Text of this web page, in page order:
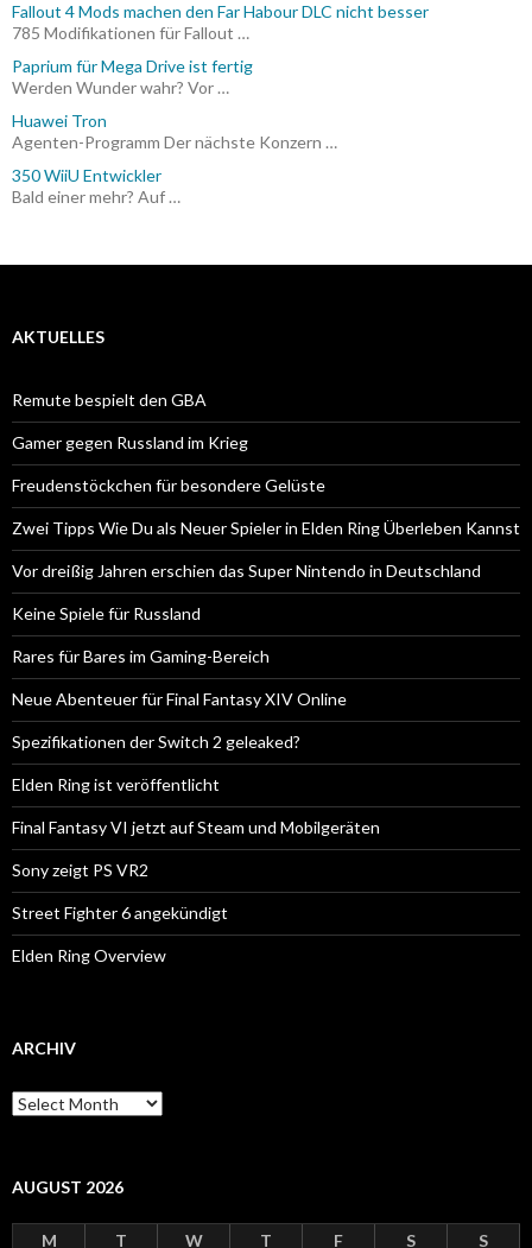
Fallout 4 Mods machen den Far Habour DLC nicht besser
785 Modifikationen für Fallout …
Paprium für Mega Drive ist fertig
Werden Wunder wahr? Vor …
Huawei Tron
Agenten-Programm Der nächste Konzern …
350 WiiU Entwickler
Bald einer mehr? Auf …
AKTUELLES
Remute bespielt den GBA
Gamer gegen Russland im Krieg
Freudenstöckchen für besondere Gelüste
Zwei Tipps Wie Du als Neuer Spieler in Elden Ring Überleben Kannst
Vor dreißig Jahren erschien das Super Nintendo in Deutschland
Keine Spiele für Russland
Rares für Bares im Gaming-Bereich
Neue Abenteuer für Final Fantasy XIV Online
Spezifikationen der Switch 2 geleaked?
Elden Ring ist veröffentlicht
Final Fantasy VI jetzt auf Steam und Mobilgeräten
Sony zeigt PS VR2
Street Fighter 6 angekündigt
Elden Ring Overview
ARCHIV
Archiv
AUGUST 2026
M T W T F S S